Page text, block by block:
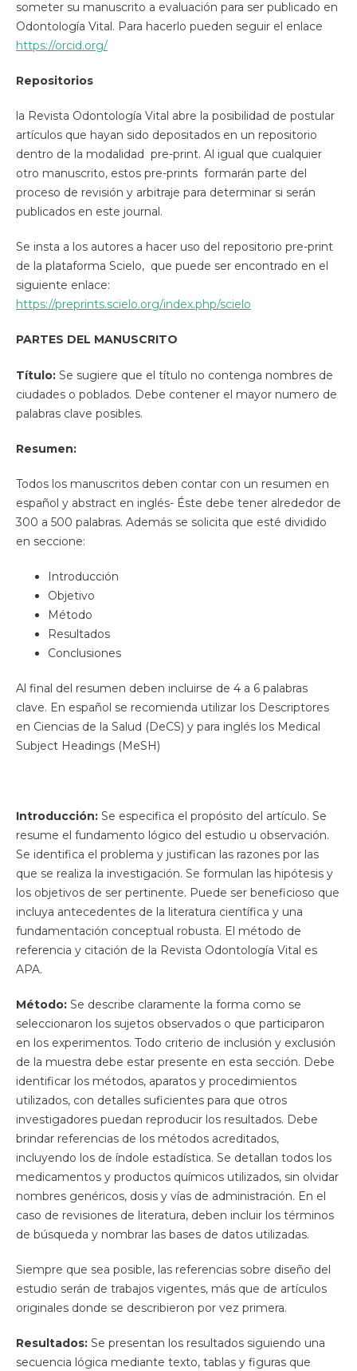
someter su manuscrito a evaluación para ser publicado en
Odontología Vital. Para hacerlo pueden seguir el enlace
https://orcid.org/
Repositorios
la Revista Odontología Vital abre la posibilidad de postular
artículos que hayan sido depositados en un repositorio
dentro de la modalidad pre-print. Al igual que cualquier
otro manuscrito, estos pre-prints formarán parte del
proceso de revisión y arbitraje para determinar si serán
publicados en este journal.
Se insta a los autores a hacer uso del repositorio pre-print
de la plataforma Scielo, que puede ser encontrado en el
siguiente enlace:
https://preprints.scielo.org/index.php/scielo
PARTES DEL MANUSCRITO
Título: Se sugiere que el título no contenga nombres de
ciudades o poblados. Debe contener el mayor numero de
palabras clave posibles.
Resumen:
Todos los manuscritos deben contar con un resumen en
español y abstract en inglés- Éste debe tener alrededor de
300 a 500 palabras. Además se solicita que esté dividido
en seccione:
Introducción
Objetivo
Método
Resultados
Conclusiones
Al final del resumen deben incluirse de 4 a 6 palabras
clave. En español se recomienda utilizar los Descriptores
en Ciencias de la Salud (DeCS) y para inglés los Medical
Subject Headings (MeSH)
Introducción:Se especifica el propósito del artículo. Se
resume el fundamento lógico del estudio u observación.
Se identifica el problema y justifican las razones por las
que se realiza la investigación. Se formulan las hipótesis y
los objetivos de ser pertinente. Puede ser beneficioso que
incluya antecedentes de la literatura científica y una
fundamentación conceptual robusta. El método de
referencia y citación de la Revista Odontología Vital es
APA.
Método: Se describe claramente la forma como se
seleccionaron los sujetos observados o que participaron
en los experimentos. Todo criterio de inclusión y exclusión
de la muestra debe estar presente en esta sección. Debe
identificar los métodos, aparatos y procedimientos
utilizados, con detalles suficientes para que otros
investigadores puedan reproducir los resultados. Debe
brindar referencias de los métodos acreditados,
incluyendo los de índole estadística. Se detallan todos los
medicamentos y productos químicos utilizados, sin olvidar
nombres genéricos, dosis y vías de administración. En el
caso de revisiones de literatura, deben incluir los términos
de búsqueda y nombrar las bases de datos utilizadas.
Siempre que sea posible, las referencias sobre diseño del
estudio serán de trabajos vigentes, más que de artículos
originales donde se describieron por vez primera.
Resultados:Se presentan los resultados siguiendo una
secuencia lógica mediante texto, tablas y figuras que